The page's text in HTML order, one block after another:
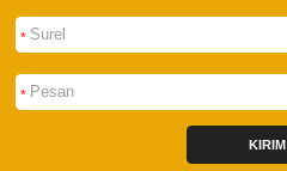
*
*
KIRIM